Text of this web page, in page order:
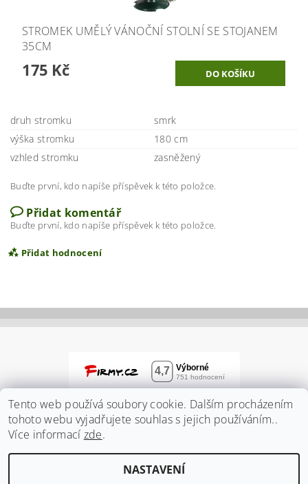
STROMEK UMĚLÝ VÁNOČNÍ STOLNÍ SE STOJANEM
35CM
175 Kč
druh stromku
smrk
výška stromku
180 cm
vzhled stromku
zasněžený
Buďte první, kdo napíše příspěvek k této položce.
Přidat komentář
Buďte první, kdo napíše příspěvek k této položce.
Přidat hodnocení
Vložením hodnocení souhlasíte spodmínkami
ochrany osobních údajů
Tento web používá soubory cookie. Dalším procházením
tohoto webu vyjadřujete souhlas s jejich používáním..
Více informací zde.
NASTAVENÍ